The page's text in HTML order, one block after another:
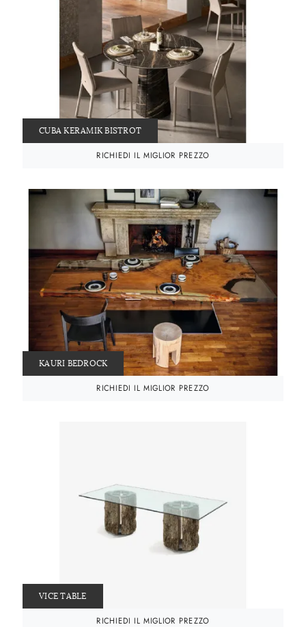
CUBA KERAMIK BISTROT
RICHIEDI IL MIGLIOR PREZZO
KAURI BEDROCK
RICHIEDI IL MIGLIOR PREZZO
VICE TABLE
RICHIEDI IL MIGLIOR PREZZO